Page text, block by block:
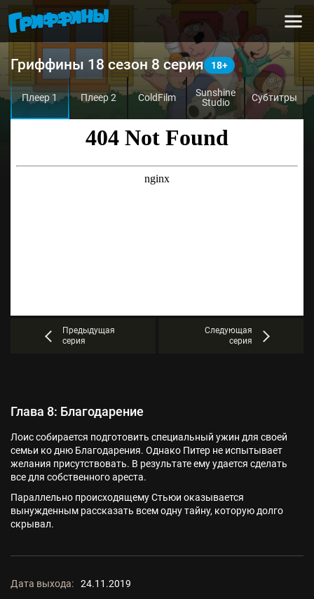
Гриффины 18 сезон 8 серия
Плеер 1 Плеер 2 ColdFilm
Sunshine
Studio
Субтитры
Предыдущая
серия
Следующая
серия
Глава 8: Благодарение
Лоис собирается подготовить специальный ужин для своей
семьи ко дню Благодарения. Однако Питер не испытывает
желания присутствовать. В результате ему удается сделать
все для собственного ареста.
Параллельно происходящему Стьюи оказывается
вынужденным рассказать всем одну тайну, которую долго
скрывал.
Дата выхода:
24.11.2019